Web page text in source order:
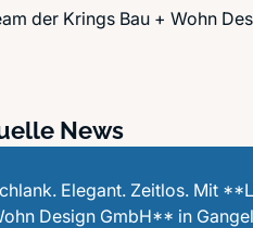
der Krings Bau + Wohn
News
Elegant. Zeitlos. Mit
Design GmbH** in